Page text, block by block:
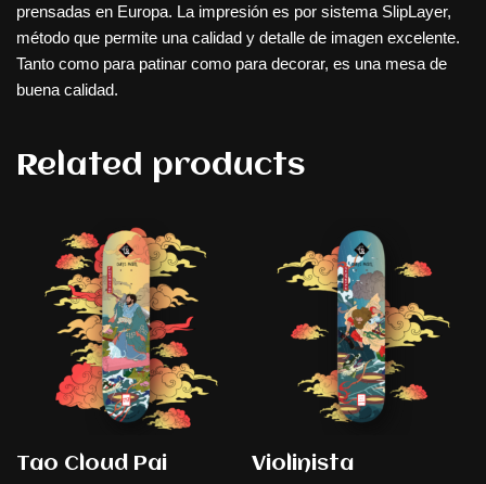
prensadas en Europa. La impresión es por sistema SlipLayer,
método que permite una calidad y detalle de imagen excelente.
Tanto como para patinar como para decorar, es una mesa de
buena calidad.
Related products
Tao Cloud Pai Violinista